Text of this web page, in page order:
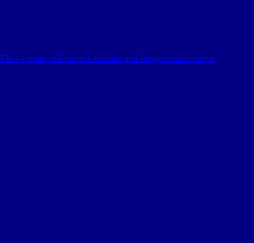
– Centre of French Graduate and Postgraduate advice,